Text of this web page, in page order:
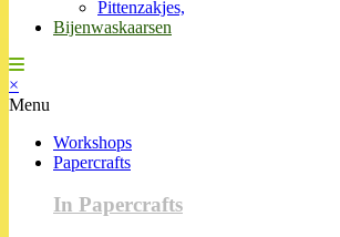
Pittenzakjes,
Bijenwaskaarsen
×
Menu
Workshops
Papercrafts
In Papercrafts